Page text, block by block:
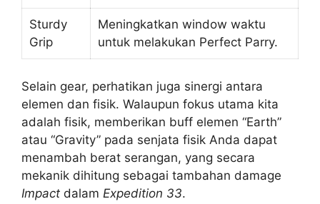
Sturdy
Grip
Meningkatkan window waktu
untuk melakukan Perfect Parry.
Selain gear, perhatikan juga sinergi antara
elemen dan fisik. Walaupun fokus utama kita
adalah fisik, memberikan buff elemen “Earth”
atau “Gravity” pada senjata fisik Anda dapat
menambah berat serangan, yang secara
mekanik dihitung sebagai tambahan damage
Impact dalam Expedition 33.